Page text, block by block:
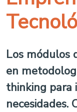
Los módulos
en
thinking para
necesidades.